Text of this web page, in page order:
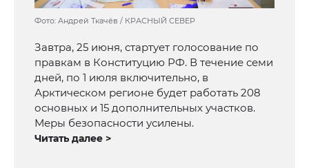
Фото: Андрей Ткачёв / КРАСНЫЙ СЕВЕР
Завтра, 25 июня, стартует голосование по
правкам в Конституцию РФ. В течение семи
дней, по 1 июля включительно, в
Арктическом регионе будет работать 208
основных и 15 дополнительных участков.
Меры безопасности усилены.
Читать далее >